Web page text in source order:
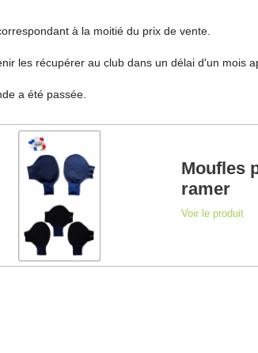
à la moitié du prix de vente.
les récupérer au club dans un délai d'un mois
a été passée.
Moufles
ramer
Voir le produit